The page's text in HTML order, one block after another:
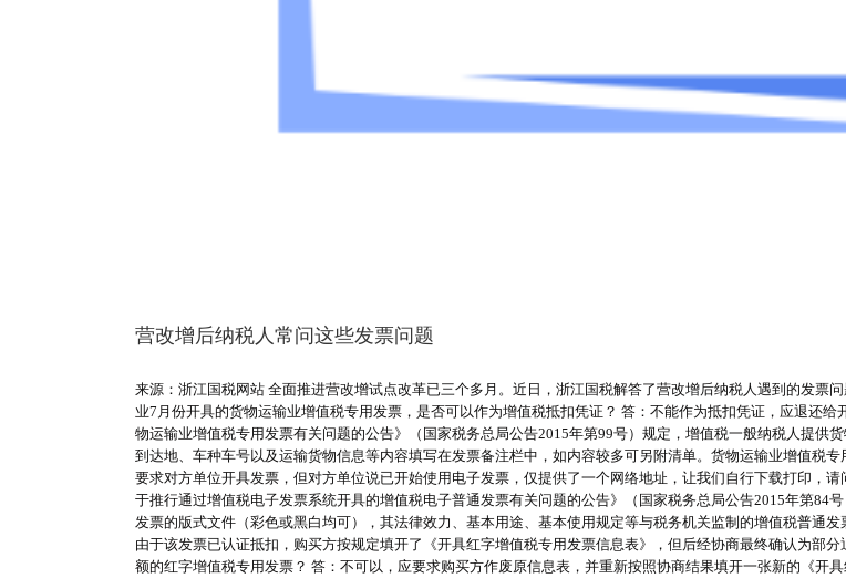
营改增后纳税人常问这些发票问题
来源：浙江国税网站 全面推进营改增试点改革已三个多月。近日，浙江国税解答了营改增后纳税人遇到的发票
业7月份开具的货物运输业增值税专用发票，是否可以作为增值税抵扣凭证？ 答：不能作为抵扣凭证，应退还
物运输业增值税专用发票有关问题的公告》（国家税务总局公告2015年第99号）规定，增值税一般纳税人提供
到达地、车种车号以及运输货物信息等内容填写在发票备注栏中，如内容较多可另附清单。货物运输业增值税
要求对方单位开具发票，但对方单位说已开始使用电子发票，仅提供了一个网络地址，让我们自行下载打印，
于推行通过增值税电子发票系统开具的增值税电子普通发票有关问题的公告》（国家税务总局公告2015年第84
发票的版式文件（彩色或黑白均可），其法律效力、基本用途、基本使用规定等与税务机关监制的增值税普通
由于该发票已认证抵扣，购买方按规定填开了《开具红字增值税专用发票信息表》，但后经协商最终确认为部
额的红字增值税专用发票？ 答：不可以，应要求购买方作废原信息表，并重新按照协商结果填开一张新的《开